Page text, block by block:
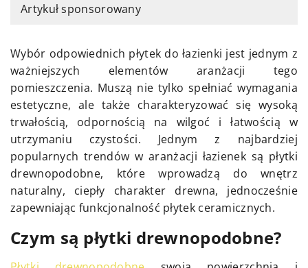
Artykuł sponsorowany
Wybór odpowiednich płytek do łazienki jest jednym z
ważniejszych elementów aranżacji tego
pomieszczenia. Muszą nie tylko spełniać wymagania
estetyczne, ale także charakteryzować się wysoką
trwałością, odpornością na wilgoć i łatwością w
utrzymaniu czystości. Jednym z najbardziej
popularnych trendów w aranżacji łazienek są płytki
drewnopodobne, które wprowadzą do wnętrz
naturalny, ciepły charakter drewna, jednocześnie
zapewniając funkcjonalność płytek ceramicznych.
Czym są płytki drewnopodobne?